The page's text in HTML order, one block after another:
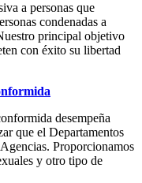
a personas que
condenadas a
principal objetivo
con éxito su libertad
desempeña
que el Departamentos
Proporcionamos
y otro tipo de